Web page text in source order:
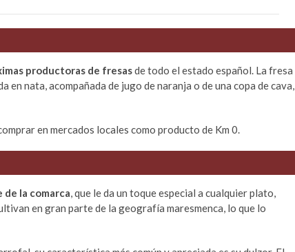
productoras de fresasde todo el estado español. La fresa
en nata, acompañada de jugo de naranja o de una copa de cava,
en mercados locales como producto de Km 0.
de la comarca, que le da un toque especial a cualquier plato,
en gran parte de la geografía maresmenca, lo que lo